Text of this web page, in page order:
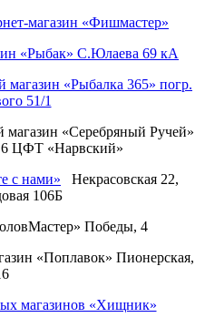
магазин «Фишмастер»
«Рыбак» С.Юлаева 69 кА
магазин «Рыбалка 365» погр.
51/1
«Серебряный Ручей»
ЦФТ «Нарвский»
с нами» Некрасовская 22,
106Б
Победы, 4
«Поплавок» Пионерская,
магазинов «Хищник»